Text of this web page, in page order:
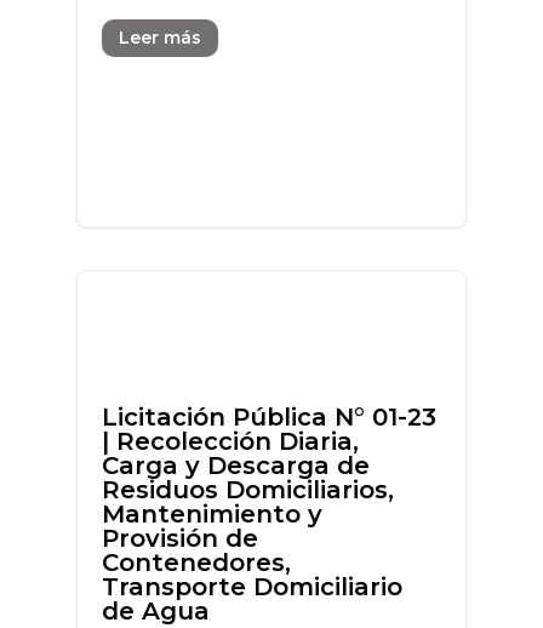
Leer más
Licitación Pública N° 01-23
| Recolección Diaria,
Carga y Descarga de
Residuos Domiciliarios,
Mantenimiento y
Provisión de
Contenedores,
Transporte Domiciliario
de Agua